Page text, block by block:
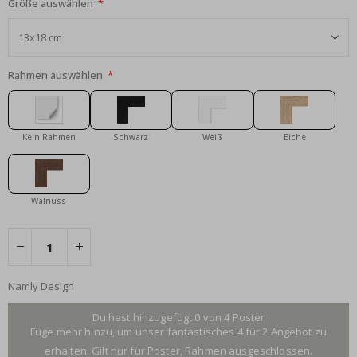
Größe auswählen
Rahmen auswählen
Kein Rahmen Schwarz Weiß Eiche
Walnuss
Namly Design
Du hast hinzugefügt 0 von 4 Poster
Füge mehr hinzu, um unser fantastisches 4 für 2 Angebot zu
erhalten. Gilt nur für Poster, Rahmen ausgeschlossen.